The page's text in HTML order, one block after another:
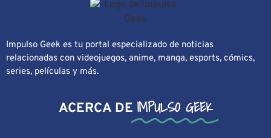
Impulso Geek es tu portal especializado de noticias
relacionadas con videojuegos, anime, manga, esports, cómics,
series, películas y más.
ACERCA DE IMPULSO GEEK